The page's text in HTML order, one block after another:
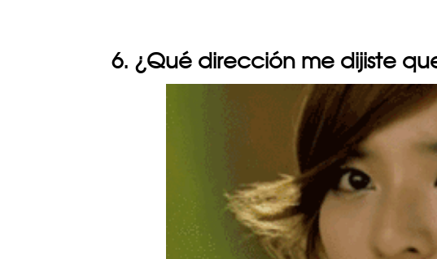
6. ¿Qué dirección me dijiste